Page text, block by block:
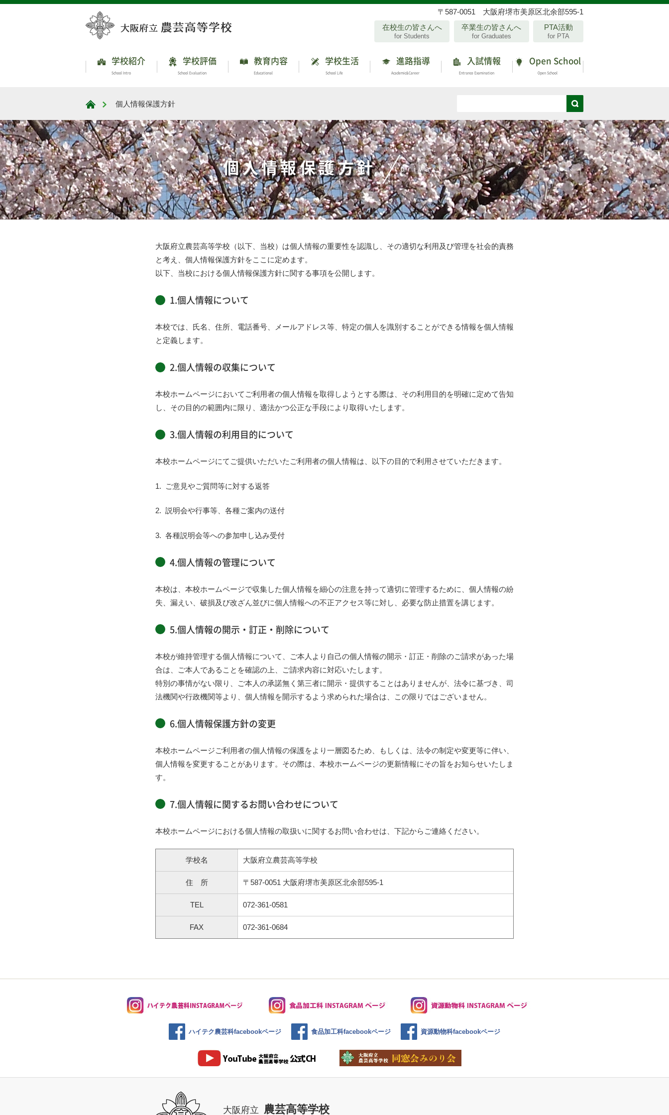
〒587-0051 大阪府堺市美原区北余部595-1
在校生の皆さんへ
for Students
卒業生の皆さんへ
for Graduates
PTA活動
for PTA
学校紹介
School Intro
学校評価
School Evaluation
教育内容
Educational
学校生活
School Life
進路指導
Academic&Career
入試情報
Entrance Examination
Open School
Open School
大阪府立農芸高等学校
個人情報保護方針
個人情報保護方針 privacy
大阪府立農芸高等学校（以下、当校）は個人情報の重要性を認識し、その適切な利用及び管理を社会的責務
と考え、個人情報保護方針をここに定めます。
以下、当校における個人情報保護方針に関する事項を公開します。
1.個人情報について
本校では、氏名、住所、電話番号、メールアドレス等、特定の個人を識別することができる情報を個人情報
と定義します。
2.個人情報の収集について
本校ホームページにおいてご利用者の個人情報を取得しようとする際は、その利用目的を明確に定めて告知
し、その目的の範囲内に限り、適法かつ公正な手段により取得いたします。
3.個人情報の利用目的について
本校ホームページにてご提供いただいたご利用者の個人情報は、以下の目的で利用させていただきます。
ご意見やご質問等に対する返答
説明会や行事等、各種ご案内の送付
各種説明会等への参加申し込み受付
4.個人情報の管理について
本校は、本校ホームページで収集した個人情報を細心の注意を持って適切に管理するために、個人情報の紛
失、漏えい、破損及び改ざん並びに個人情報への不正アクセス等に対し、必要な防止措置を講じます。
5.個人情報の開示・訂正・削除について
本校が維持管理する個人情報について、ご本人より自己の個人情報の開示・訂正・削除のご請求があった場
合は、ご本人であることを確認の上、ご請求内容に対応いたします。
特別の事情がない限り、ご本人の承諾無く第三者に開示・提供することはありませんが、法令に基づき、司
法機関や行政機関等より、個人情報を開示するよう求められた場合は、この限りではございません。
6.個人情報保護方針の変更
本校ホームページご利用者の個人情報の保護をより一層図るため、もしくは、法令の制定や変更等に伴い、
個人情報を変更することがあります。その際は、本校ホームページの更新情報にその旨をお知らせいたしま
す。
7.個人情報に関するお問い合わせについて
本校ホームページにおける個人情報の取扱いに関するお問い合わせは、下記からご連絡ください。
学校名 大阪府立農芸高等学校
住 所 〒587-0051 大阪府堺市美原区北余部595-1
TEL 072-361-0581
FAX 072-361-0684
ハイテク農芸科facebookページ 食品加工科facebookページ 資源動物科facebookページ
大阪府立 農芸高等学校